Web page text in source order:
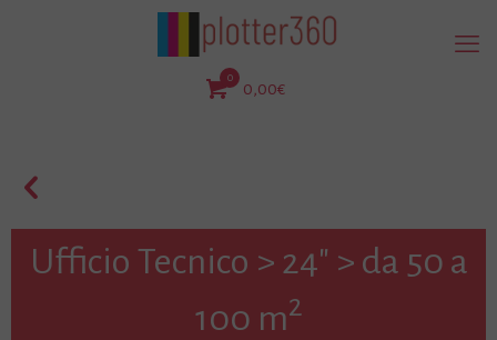
0
0,00€
Ufficio Tecnico > 24" > da 50 a
100 m2